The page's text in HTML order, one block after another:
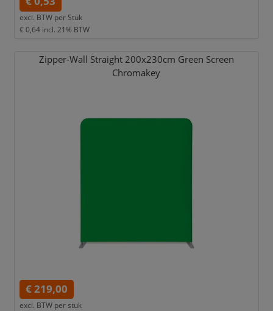
excl. BTW per Stuk
€ 0,64 incl. 21% BTW
Zipper-Wall Straight 200x230cm Green Screen
Chromakey
€ 219,00
excl. BTW perstuk